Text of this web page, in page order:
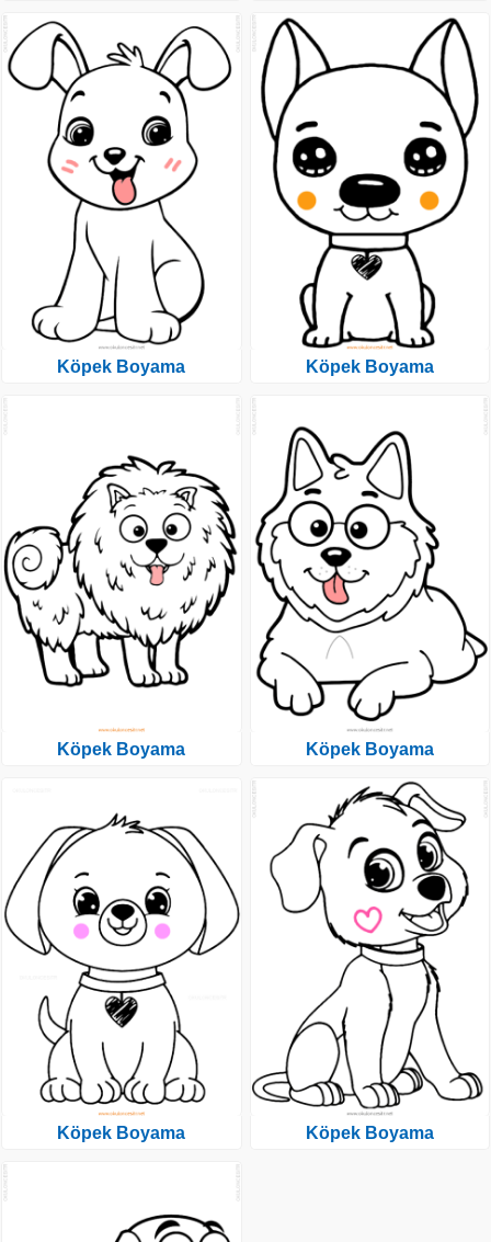
Köpek Boyama
Köpek Boyama
Köpek Boyama
Köpek Boyama
Köpek Boyama
Köpek Boyama